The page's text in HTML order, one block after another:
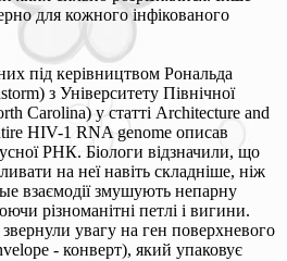
для кожного інфікованого
під керівництвом Рональда
з Університету Північної
Carolina) у статті Architecture and
HIV-1 RNA genome описав
РНК. Біологи відзначили, що
на неї навіть складніше, ніж
взаємодії змушують непарну
різноманітні петлі і вигини.
увагу на ген поверхневого
- конверт), який упаковує